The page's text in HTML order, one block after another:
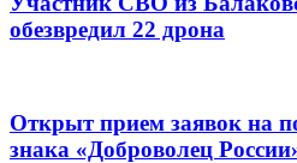
обезвредил 22 дрона
Открыт прием заявок на
знака «Доброволец